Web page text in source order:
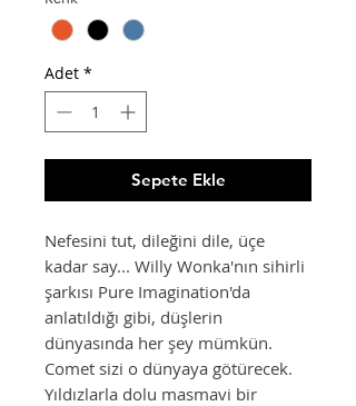
Adet *
Sepete Ekle
Nefesini tut, dileğini dile, üçe
kadar say... Willy Wonka'nın sihirli
şarkısı Pure Imagination'da
anlatıldığı gibi, düşlerin
dünyasında her şey mümkün.
Comet sizi o dünyaya götürecek.
Yıldızlarla dolu masmavi bir